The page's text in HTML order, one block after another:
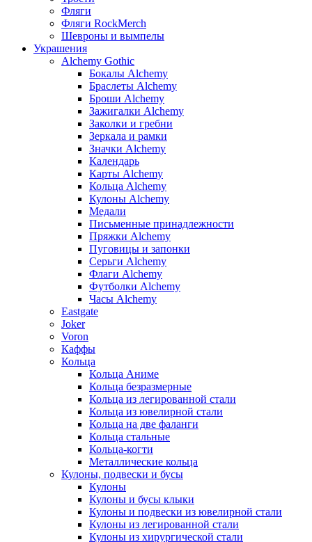
Фляги
Фляги RockMerch
Шевроны и вымпелы
Украшения
Alchemy Gothic
Бокалы Alchemy
Браслеты Alchemy
Броши Alchemy
Зажигалки Alchemy
Заколки и гребни
Зеркала и рамки
Значки Alchemy
Календарь
Карты Alchemy
Кольца Alchemy
Кулоны Alchemy
Медали
Письменные принадлежности
Пряжки Alchemy
Пуговицы и запонки
Серьги Alchemy
Флаги Alchemy
Футболки Alchemy
Часы Alchemy
Eastgate
Joker
Voron
Каффы
Кольца
Кольца Аниме
Кольца безразмерные
Кольца из легированной стали
Кольца из ювелирной стали
Кольца на две фаланги
Кольца стальные
Кольца-когти
Металлические кольца
Кулоны, подвески и бусы
Кулоны
Кулоны и бусы клыки
Кулоны и подвески из ювелирной стали
Кулоны из легированной стали
Кулоны из хирургической стали